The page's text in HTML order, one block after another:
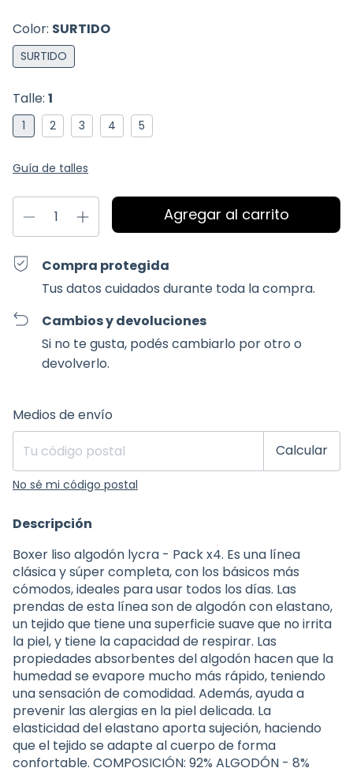
Color: SURTIDO
SURTIDO
Talle: 1
1 2 3 4 5
Guía de talles
Compra protegida
Tus datos cuidados durante toda la compra.
Cambios y devoluciones
Si no te gusta, podés cambiarlo por otro o
devolverlo.
Entregas para el CP:
Medios de envío
Calcular
No sé mi código postal
Descripción
Boxer liso algodón lycra - Pack x4. Es una línea
clásica y súper completa, con los básicos más
cómodos, ideales para usar todos los días. Las
prendas de esta línea son de algodón con elastano,
un tejido que tiene una superficie suave que no irrita
la piel, y tiene la capacidad de respirar. Las
propiedades absorbentes del algodón hacen que la
humedad se evapore mucho más rápido, teniendo
una sensación de comodidad. Además, ayuda a
prevenir las alergias en la piel delicada. La
elasticidad del elastano aporta sujeción, haciendo
que el tejido se adapte al cuerpo de forma
confortable. COMPOSICIÓN: 92% ALGODÓN - 8%